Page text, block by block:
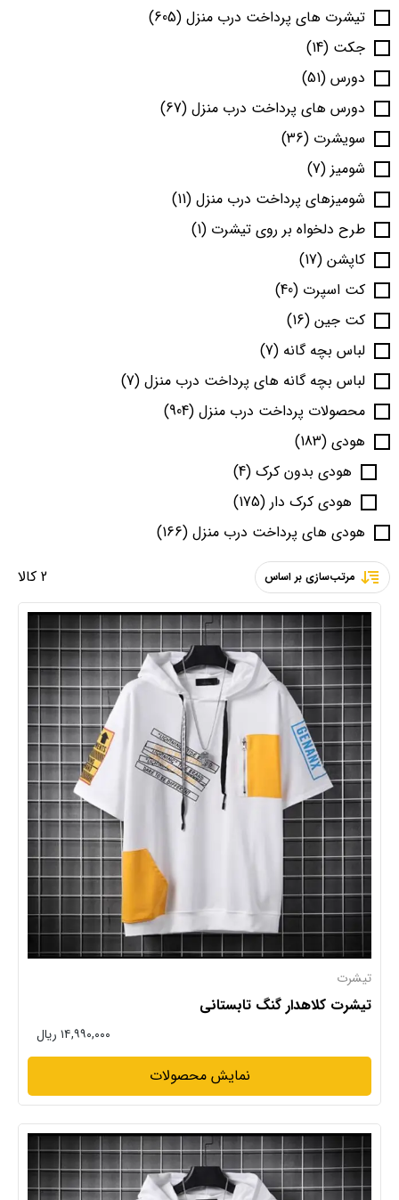
تیشرت های پرداخت درب منزل (605)
جکت (14)
دورس (51)
دورس های پرداخت درب منزل (67)
سویشرت (36)
شومیز (7)
شومیزهای پرداخت درب منزل (11)
طرح دلخواه بر روی تیشرت (1)
کاپشن (17)
کت اسپرت (40)
کت جین (16)
لباس بچه گانه (7)
لباس بچه گانه های پرداخت درب منزل (7)
محصولات پرداخت درب منزل (904)
هودی (183)
هودی بدون کرک (4)
هودی کرک دار (175)
هودی های پرداخت درب منزل (166)
2 کالا
مرتب‌سازی بر اساس
تیشرت
تیشرت کلاهدار گنگ تابستانی
۱۴,۹۹۰,۰۰۰ ریال
نمایش محصولات